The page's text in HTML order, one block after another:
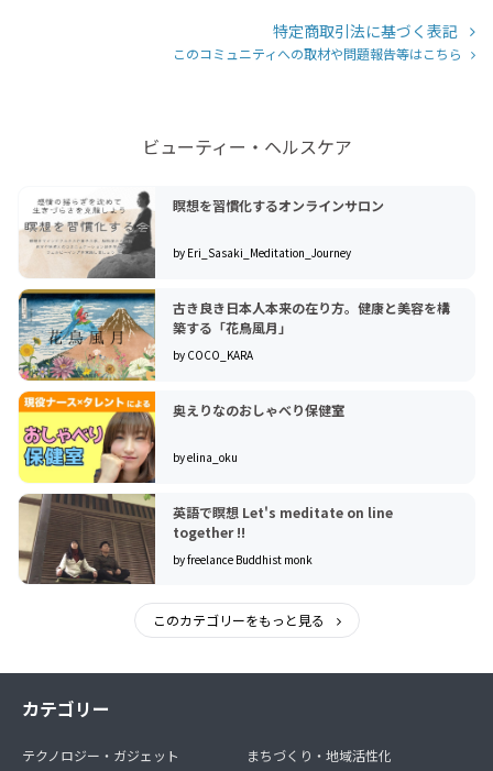
特定商取引法に基づく表記
このコミュニティへの取材や問題報告等はこちら
ビューティー・ヘルスケア
瞑想を習慣化するオンラインサロン
by Eri_Sasaki_Meditation_Journey
古き良き日本人本来の在り方。健康と美容を構
築する「花鳥風月」
by COCO_KARA
奥えりなのおしゃべり保健室
by elina_oku
英語で瞑想 Let's meditate on line
together !!
by freelance Buddhist monk
このカテゴリーをもっと見る
カテゴリー
テクノロジー・ガジェット
まちづくり・地域活性化